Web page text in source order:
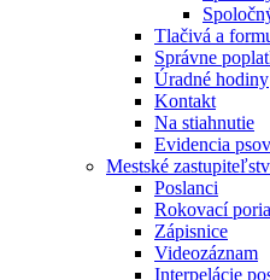
Tlačivá a
Správne
Úradné hodiny
Kontakt
Na stiahnutie
Evidencia psov
Mestské
Poslanci
Rokovací
Zápisnice
Videozáznam
Interpelácie